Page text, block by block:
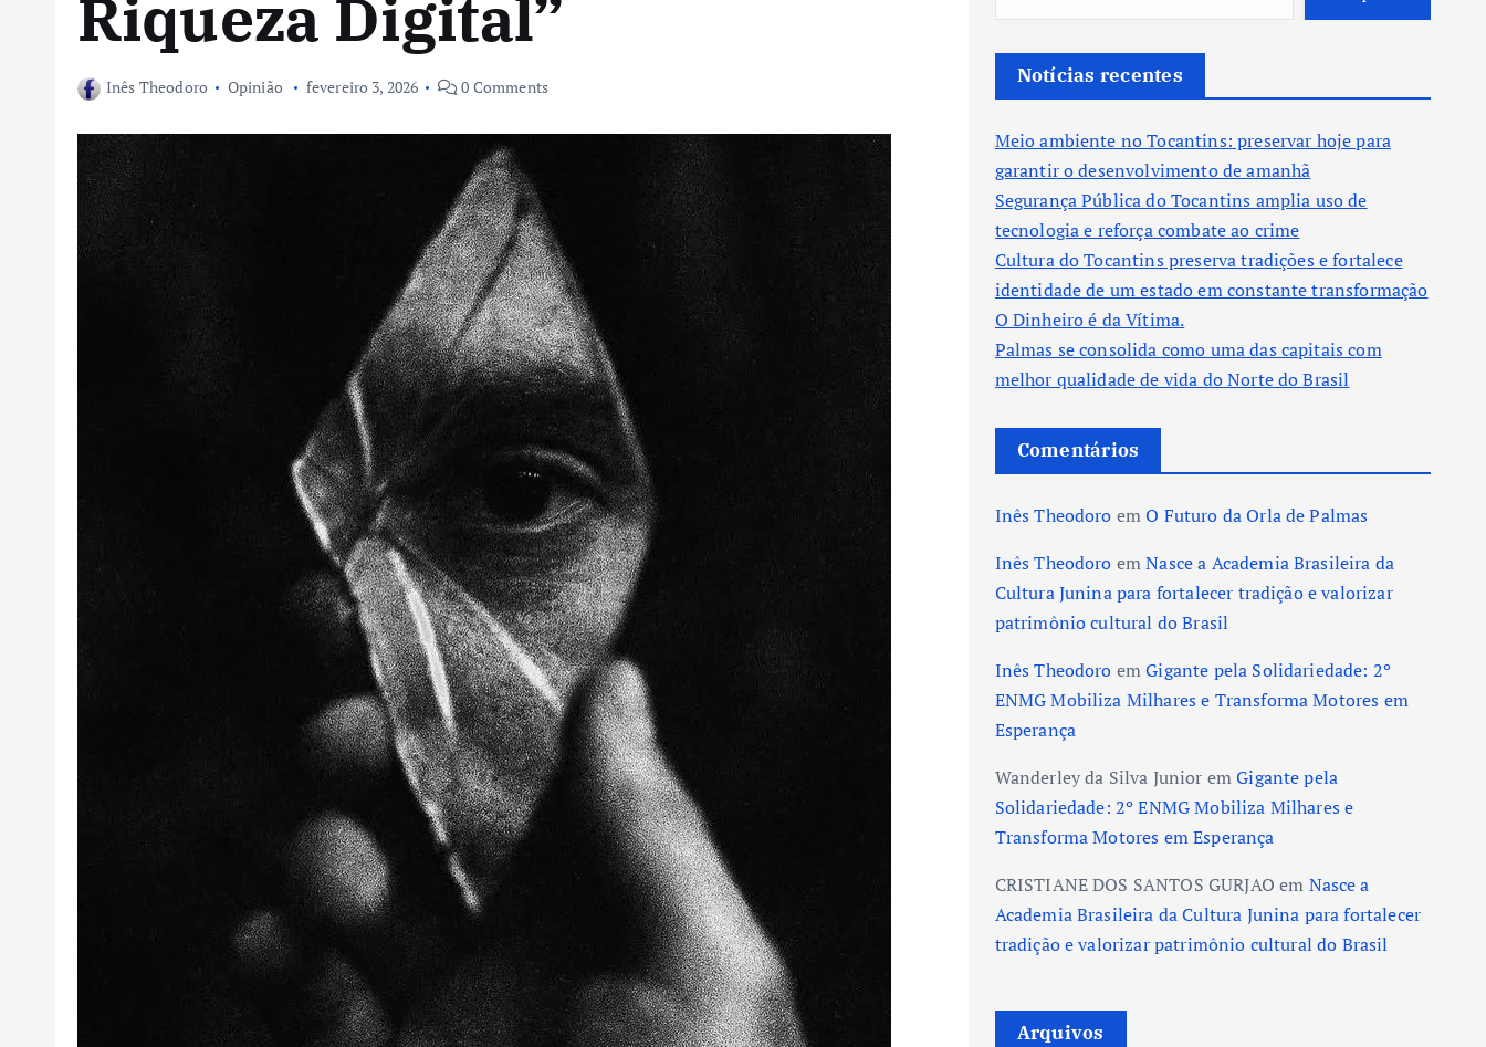
Riqueza Digital”
Inês Theodoro Opinião fevereiro 3, 2026 0 Comments Notícias recentes
Meio ambiente no Tocantins: preservar hoje para
garantir o desenvolvimento de amanhã
Segurança Pública do Tocantins amplia uso de
tecnologia e reforça combate ao crime
Cultura do Tocantins preserva tradições e fortalece
identidade de um estado em constante transformação
O Dinheiro é da Vítima.
Palmas se consolida como uma das capitais com
melhor qualidade de vida do Norte do Brasil
Comentários
Inês Theodoro emO Futuro da Orla de Palmas
Inês Theodoro emNasce a Academia Brasileira da
Cultura Junina para fortalecer tradição e valorizar
patrimônio cultural do Brasil
Inês Theodoro emGigante pela Solidariedade: 2º
ENMG Mobiliza Milhares e Transforma Motores em
Esperança
Wanderley da Silva Junior emGigante pela
Solidariedade: 2º ENMG Mobiliza Milhares e
Transforma Motores em Esperança
CRISTIANE DOS SANTOS GURJAO em Nasce a
Academia Brasileira da Cultura Junina para fortalecer
tradição e valorizar patrimônio cultural do Brasil
Arquivos